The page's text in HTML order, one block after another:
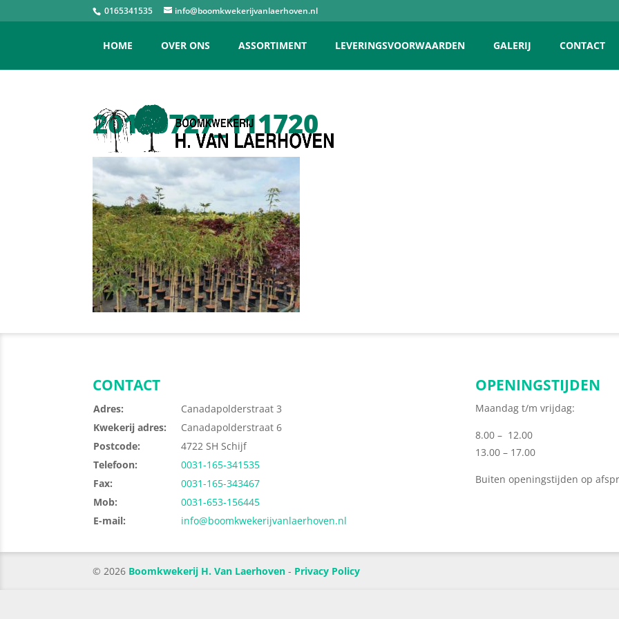
0165341535 info@boomkwekerijvanlaerhoven.nl
HOME OVER ONS ASSORTIMENT LEVERINGSVOORWAARDEN GALERIJ CONTACT
20170727_111720
CONTACT
Adres:
Canadapolderstraat 3
Kwekerij adres:
Canadapolderstraat 6
Postcode:
4722 SH Schijf
Telefoon:
0031-165-341535
Fax:
0031-165-343467
Mob:
0031-653-156445
E-mail:
info@boomkwekerijvanlaerhoven.nl
OPENINGSTIJDEN
Maandag t/m vrijdag:
8.00 – 12.00
13.00 – 17.00
Buiten openingstijden op
© 2026 Boomkwekerij H. Van Laerhoven - Privacy Policy